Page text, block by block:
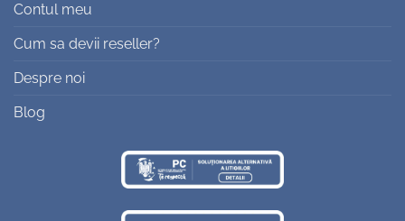
Contul meu
Cum sa devii reseller?
Despre noi
Blog